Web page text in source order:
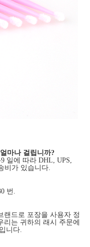
마나 걸립니까?
일에 따라 DHL, UPS,
비가 있습니다.
번.
랜드로 포장을 사용자 정
는 귀하의 래시 주문에
니다.